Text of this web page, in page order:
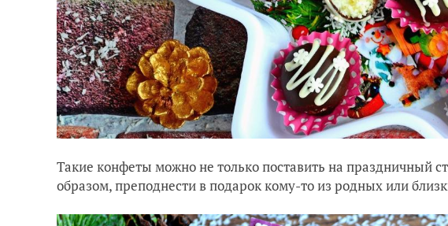
Такие конфеты можно не только поставить на праздничный
образом, преподнести в подарок кому-то из родных или